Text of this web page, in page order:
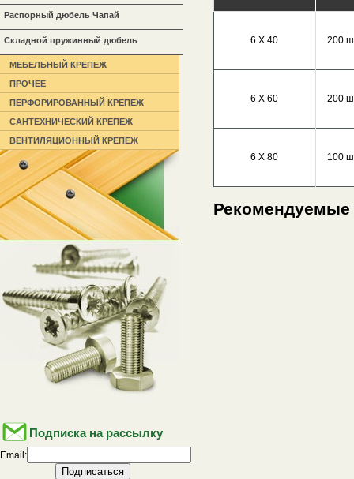
6 Х 40 200
6 Х 60 200
6 Х 80 100
Распорный дюбель Чапай
Складной пружинный дюбель
МЕБЕЛЬНЫЙ КРЕПЕЖ
ПРОЧЕЕ
ПЕРФОРИРОВАННЫЙ КРЕПЕЖ
САНТЕХНИЧЕСКИЙ КРЕПЕЖ
ВЕНТИЛЯЦИОННЫЙ КРЕПЕЖ
Подписка на рассылку
Email: